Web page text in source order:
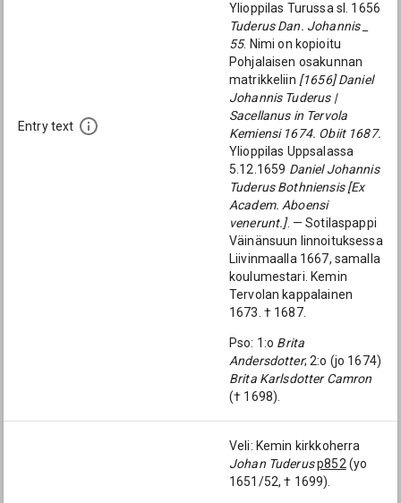
Entry text
Ylioppilas Turussa sl. 1656
Tuderus Dan. Johannis _
55. Nimi on kopioitu
Pohjalaisen osakunnan
matrikkeliin [1656] Daniel
Johannis Tuderus |
Sacellanus in Tervola
Kemiensi 1674. Obiit 1687.
Ylioppilas Uppsalassa
5.12.1659 Daniel Johannis
Tuderus Bothniensis [Ex
Academ. Aboensi
venerunt.]. — Sotilaspappi
Väinänsuun linnoituksessa
Liivinmaalla 1667, samalla
koulumestari. Kemin
Tervolan kappalainen
1673. † 1687.
Pso: 1:o Brita
Andersdotter; 2:o (jo 1674)
Brita Karlsdotter Camron
(† 1698).
Veli: Kemin kirkkoherra
Johan Tuderusp852 (yo
1651/52, † 1699).